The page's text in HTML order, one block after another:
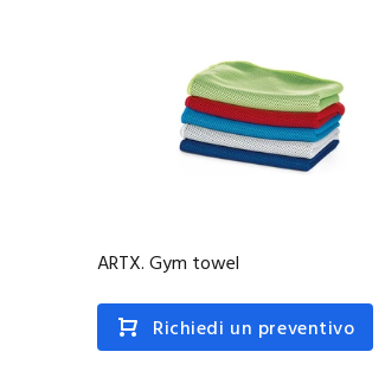
ARTX. Gym towel
Richiedi un preventivo